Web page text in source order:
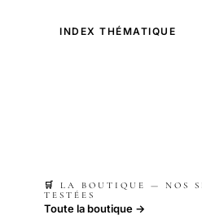
INDEX THÉMATIQUE
🛒 LA BOUTIQUE — NOS
TESTÉES
Toute la boutique →